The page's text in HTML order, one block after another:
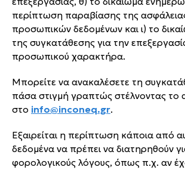
περίπτωση παραβίασης της
προσωπικών δεδομένων και ι) το
της συγκατάθεσης για την
προσωπικού χαρακτήρα.
Μπορείτε να ανακαλέσετε τη
πάσα στιγμή γραπτώς στέλνοντας το
στo info@inconeq.gr.
Εξαιρείται η περίπτωση κάποια από
δεδομένα να πρέπει να διατηρηθούν
φορολογικούς λόγους, όπως π.χ. αν